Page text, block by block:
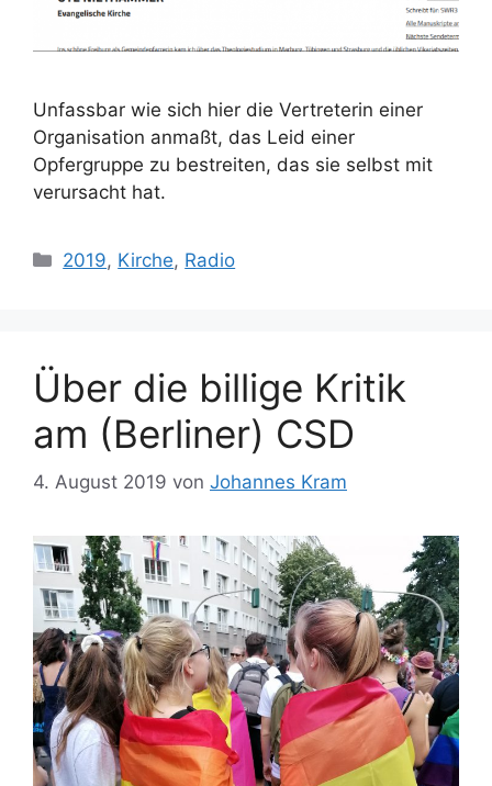
Unfassbar wie sich hier die Vertreterin einer
Organisation anmaßt, das Leid einer
Opfergruppe zu bestreiten, das sie selbst mit
verursacht hat.
Kategorien
2019, Kirche, Radio
Über die billige Kritik
am (Berliner) CSD
4. August 2019 von Johannes Kram